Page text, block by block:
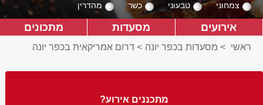
צמחוני טבעוני כשר מהדרין
אירועים מסעדות מתכונים
ראשי > מסעדות בכפר יונה > דרום אמריקאית בכפר יונה
מתכננים אירוע?